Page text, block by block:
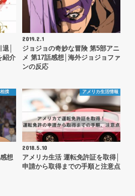
│
紹介
2019.2.1
ジョジョの奇妙な冒険 第5部アニ
メ 第17話感想│海外ジョジョファ
ンの反応
撲
想
アメリカ生活情報
2018.5.10
アメリカ生活 運転免許証を取得│
申請から取得までの手順と注意点